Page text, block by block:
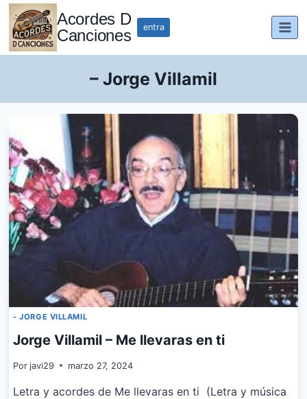
Saltar
contenido
Acordes D
Canciones
entra
– Jorge Villamil
- JORGE VILLAMIL
Jorge Villamil – Me llevaras en ti
Por javi29 marzo 27, 2024
Letra y acordes de Me llevaras en ti (Letra y música